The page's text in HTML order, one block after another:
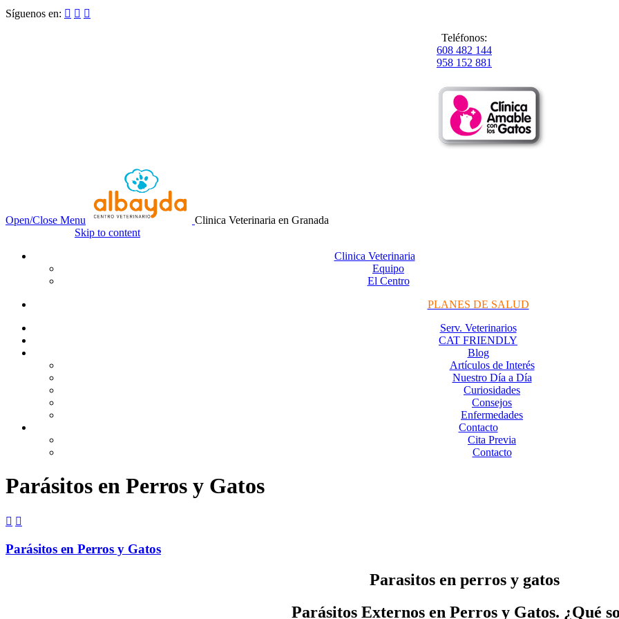
Síguenos en:   
Teléfonos:
608 482 144
958 152 881
Open/Close Menu
Clinica Veterinaria en Granada
Skip to content
Clinica Veterinaria
Equipo
El Centro
PLANES DE SALUD
Serv. Veterinarios
CAT FRIENDLY
Blog
Artículos de Interés
Nuestro Día a Día
Curiosidades
Consejos
Enfermedades
Contacto
Cita Previa
Contacto
Parásitos en Perros y Gatos
 
Parásitos en Perros y Gatos
Parasitos en perros y gatos
Parásitos Externos en Perros y Gatos. ¿Qué